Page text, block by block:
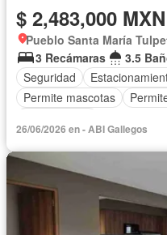
$ 2,483,000 MXN
Pueblo Santa María
3 Recámaras
3.5
Seguridad
Permite mascotas
26/06/2026 en - ABI Gallegos